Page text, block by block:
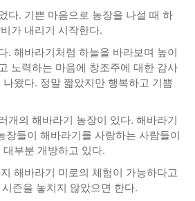
다. 기쁜 마음으로 농장을 나설 때 하
가 내리기 시작한다.
. 해바라기처럼 하늘을 바라보며 높이
노력하는 마음에 창조주에 대한 감사
왔다. 정말 짧았지만 행복하고 기쁨
개의 해바라기 농장이 있다. 해바라기
장들이 해바라기를 사랑하는 사람들이
부분 개방하고 있다.
해바라기 미로의 체험이 가능하다고
즌을 놓치지 않았으면 한다.